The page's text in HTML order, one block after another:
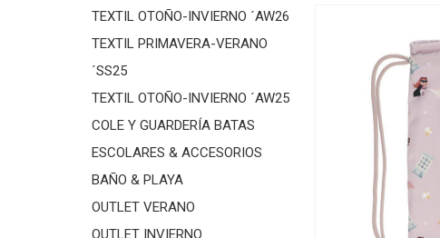
TEXTIL OTOÑO-INVIERNO ´AW26
TEXTIL PRIMAVERA-VERANO
´SS25
TEXTIL OTOÑO-INVIERNO ´AW25
COLE Y GUARDERÍA BATAS
ESCOLARES & ACCESORIOS
BAÑO & PLAYA
OUTLET VERANO
OUTLET INVIERNO